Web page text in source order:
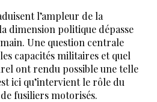
l’ampleur de la
dimension politique dépasse
Une question centrale
capacités militaires et quel
ont rendu possible une telle
ici qu’intervient le rôle du
fusiliers motorisés.